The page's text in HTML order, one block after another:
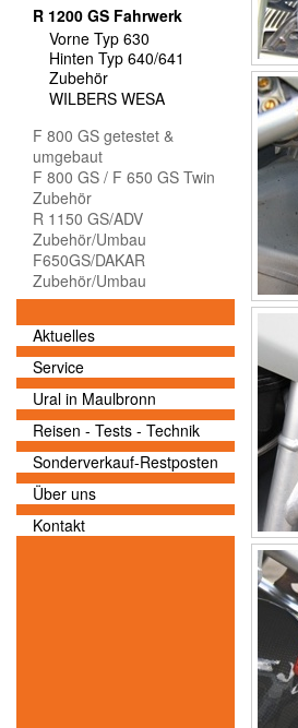
R 1200 GS Fahrwerk
Vorne Typ 630
Hinten Typ 640/641
Zubehör
WILBERS WESA
F 800 GS getestet &
umgebaut
F 800 GS / F 650 GS Twin
Zubehör
R 1150 GS/ADV
Zubehör/Umbau
F650GS/DAKAR
Zubehör/Umbau
Aktuelles
Service
Ural in Maulbronn
Reisen - Tests - Technik
Sonderverkauf-Restposten
Über uns
Kontakt